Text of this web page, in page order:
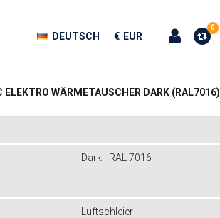
DEUTSCH € EUR
0
ELEKTRO WÄRMETAUSCHER DARK (RAL7016)
Dark - RAL 7016
Luftschleier